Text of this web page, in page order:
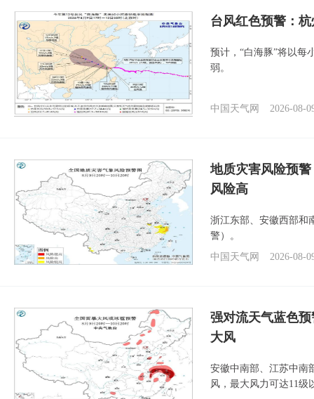
台风红色预警：
预计，“白海豚”将以每
弱。
中国天气网 2026-08-
地质灾害风险预
风险高
浙江东部、安徽西部和
警）。
中国天气网
2026-08-
强对流天气蓝色
大风
安徽中南部、江苏中南
风，最大风力可达11级